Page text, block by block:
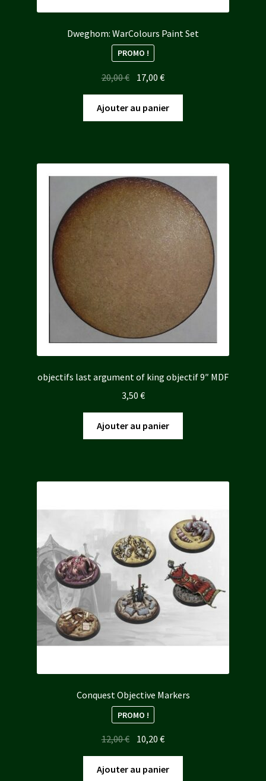
Dweghom: WarColours Paint Set
PROMO !
20,00€ Le
prix
initial
était :
17,00€Le
prix
actuel
est :
Ajouter au panier
objectifs last argument of king objectif 9″ MDF
3,50 €
Ajouter au panier
Conquest Objective Markers
PROMO !
12,00€ Le
prix
initial
10,20€Le
prix
actuel
Ajouter au panier